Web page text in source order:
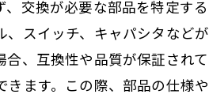
、交換が必要な部品を特定す
、スイッチ、キャパシタなど
合、互換性や品質が保証され
きます。この際、部品の仕様